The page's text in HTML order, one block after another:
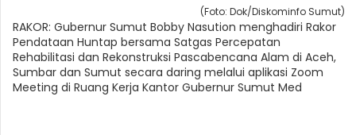
(Foto: Dok/Diskominfo Sumut)
RAKOR: Gubernur Sumut Bobby Nasution menghadiri Rakor
Pendataan Huntap bersama Satgas Percepatan
Rehabilitasi dan Rekonstruksi Pascabencana Alam di Aceh,
Sumbar dan Sumut secara daring melalui aplikasi Zoom
Meeting di Ruang Kerja Kantor Gubernur Sumut Med